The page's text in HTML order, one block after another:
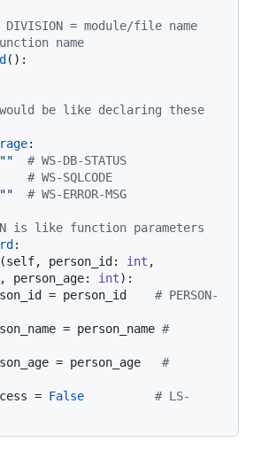
DIVISION = module/file name
name
():
would be like declaring these
:
""
# WS-DB-STATUS
# WS-SQLCODE
"" # WS-ERROR-MSG
is like function parameters
:
(self, person_id: int ,
, person_age: int):
= person_id # PERSON-
= person_name #
= person_age #
= False
# LS-